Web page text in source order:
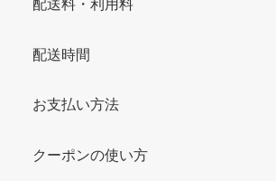
配送料・利用料
配送時間
お支払い方法
クーポンの使い方